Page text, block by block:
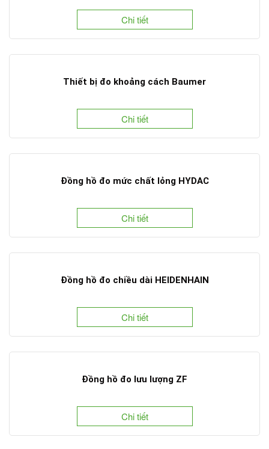
Chi tiết
Thiết bị đo khoảng cách Baumer
Chi tiết
Đồng hồ đo mức chất lỏng HYDAC
Chi tiết
Đồng hồ đo chiều dài HEIDENHAIN
Chi tiết
Đồng hồ đo lưu lượng ZF
Chi tiết